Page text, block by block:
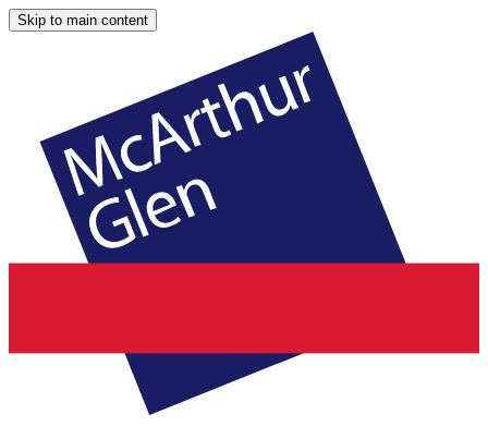
Skip to main content